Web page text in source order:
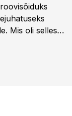
Mis oli selles